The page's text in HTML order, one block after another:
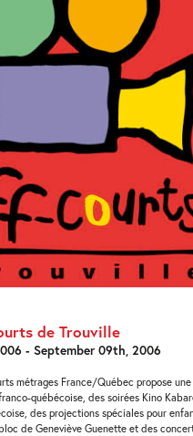
de Trouville
- September 09th, 2006
métrages France/Québec propose une
québécoise, des soirées Kino
des projections spéciales pour
de Geneviève Guenette et des